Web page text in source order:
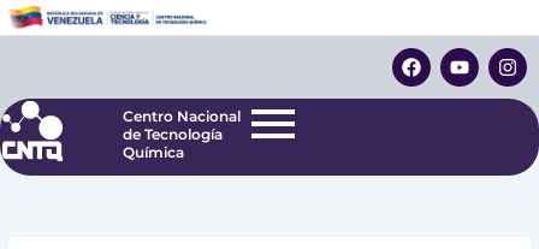
al
F
a
c
o
Y
o
u
e
I
n
s
r
Centro Nacional
de Tecnología
Centro Nacional
de Tecnología
Química